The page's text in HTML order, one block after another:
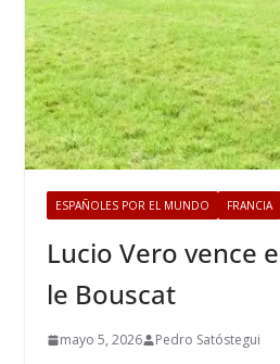
ESPAÑOLES POR EL MUNDO FRANCIA
Lucio Vero vence
le Bouscat
mayo 5, 2026 Pedro Satóstegui